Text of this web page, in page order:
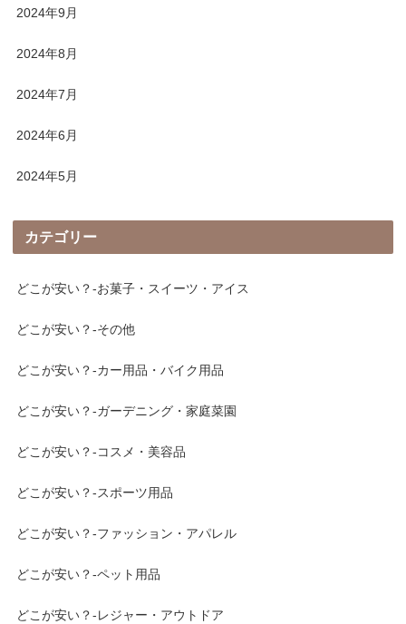
2024年9月
2024年8月
2024年7月
2024年6月
2024年5月
カテゴリー
どこが安い？-お菓子・スイーツ・アイス
どこが安い？-その他
どこが安い？-カー用品・バイク用品
どこが安い？-ガーデニング・家庭菜園
どこが安い？-コスメ・美容品
どこが安い？-スポーツ用品
どこが安い？-ファッション・アパレル
どこが安い？-ペット用品
どこが安い？-レジャー・アウトドア